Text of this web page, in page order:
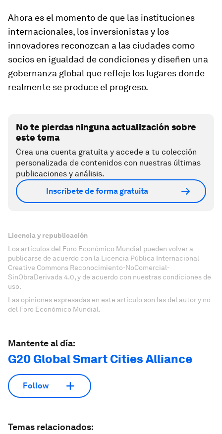
Ahora es el momento de que las instituciones
internacionales, los inversionistas y los
innovadores reconozcan a las ciudades como
socios en igualdad de condiciones y diseñen una
gobernanza global que refleje los lugares donde
realmente se produce el progreso.
No te pierdas ninguna actualización sobre
este tema
Crea una cuenta gratuita y accede a tu colección
personalizada de contenidos con nuestras últimas
publicaciones y análisis.
Inscríbete de forma gratuita
Licencia y republicación
Los artículos del Foro Económico Mundial pueden volver a
publicarse de acuerdo con la Licencia Pública Internacional
Creative Commons Reconocimiento-NoComercial-
SinObraDerivada 4.0, y de acuerdo con nuestras condiciones de
uso.
Las opiniones expresadas en este artículo son las del autor y no
del Foro Económico Mundial.
Mantente al día:
G20 Global Smart Cities Alliance
Follow
Temas relacionados: